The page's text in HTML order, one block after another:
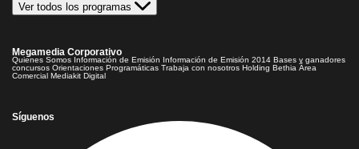
Ver todos los programas
Megamedia Corporativo
Quienes Somos Información de Emisión Información de Emisión 2014 Bases y ganadores
concursos Orientaciones Programáticas Trabaja con nosotros Holding Bethia Área
Comercial Mediakit Digital
Síguenos